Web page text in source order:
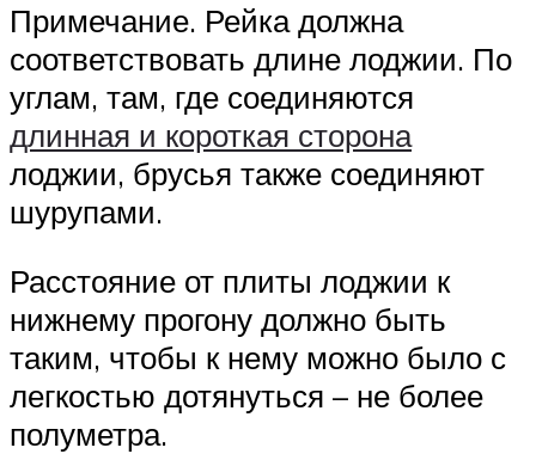
Примечание. Рейка должна
соответствовать длине лоджии. По
углам, там, где соединяются
длинная и короткая сторона
лоджии, брусья также соединяют
шурупами.
Расстояние от плиты лоджии к
нижнему прогону должно быть
таким, чтобы к нему можно было с
легкостью дотянуться – не более
полуметра.